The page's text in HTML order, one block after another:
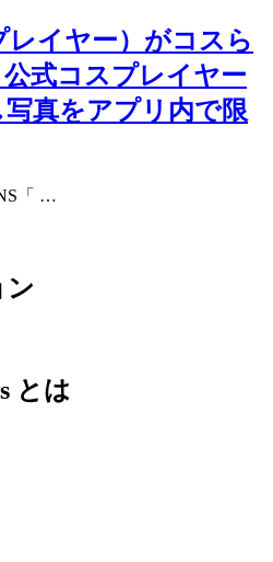
レイヤー）がコスら
式コスプレイヤー
真をアプリ内で限
「 …
ン
とは